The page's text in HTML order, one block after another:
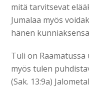
mitä tarvitsevat
Jumalaa myös
hänen
Tuli on
myös tulen
(Sak. 13:9a)